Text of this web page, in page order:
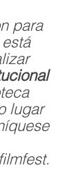
para
lugar